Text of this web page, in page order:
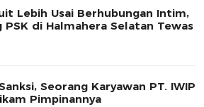
Lebih Usai Berhubungan Intim,
PSK di Halmahera Selatan Tewas
Seorang Karyawan PT. IWIP
Pimpinannya